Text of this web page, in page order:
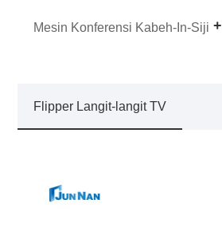
Mesin Konferensi Kabeh-In-Siji
Flipper Langit-langit TV